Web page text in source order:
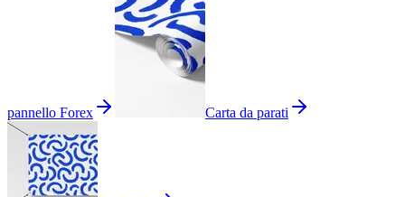
pannello Forex Carta da parati